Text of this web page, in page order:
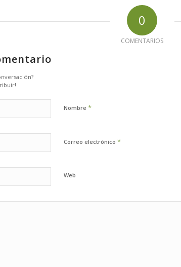
0
COMENTARIOS
Nombre *
Correo electrónico *
Web